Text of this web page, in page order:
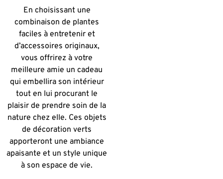
En choisissant une
combinaison de plantes
faciles à entretenir et
d’accessoires originaux,
vous offrirez à votre
meilleure amie un cadeau
qui embellira son intérieur
tout en lui procurant le
plaisir de prendre soin de la
nature chez elle. Ces objets
de décoration verts
apporteront une ambiance
apaisante et un style unique
à son espace de vie.